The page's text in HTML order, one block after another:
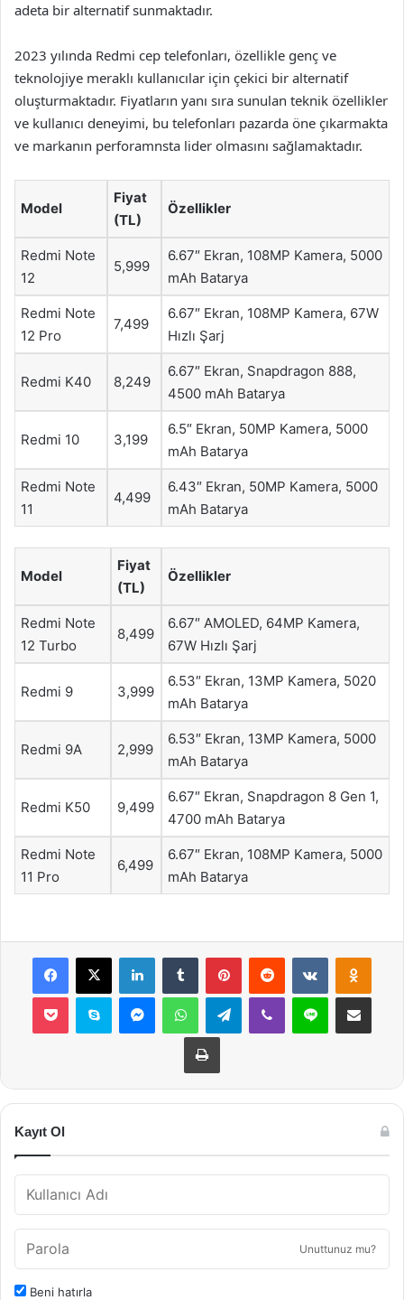
adeta bir alternatif sunmaktadır.
2023 yılında Redmi cep telefonları, özellikle genç ve
teknolojiye meraklı kullanıcılar için çekici bir alternatif
oluşturmaktadır. Fiyatların yanı sıra sunulan teknik özellikler
ve kullanıcı deneyimi, bu telefonları pazarda öne çıkarmakta
ve markanın perforamnsta lider olmasını sağlamaktadır.
Model
Fiyat
(TL)
Özellikler
Redmi Note
12
5,999
6.67″ Ekran, 108MP Kamera, 5000
mAh Batarya
Redmi Note
12 Pro
7,499
6.67″ Ekran, 108MP Kamera, 67W
Hızlı Şarj
Redmi K40 8,249
6.67″ Ekran, Snapdragon 888,
4500 mAh Batarya
Redmi 10 3,199
6.5″ Ekran, 50MP Kamera, 5000
mAh Batarya
Redmi Note
11
4,499
6.43″ Ekran, 50MP Kamera, 5000
mAh Batarya
Model
Fiyat
(TL)
Özellikler
Redmi Note
12 Turbo
8,499
6.67″ AMOLED, 64MP Kamera,
67W Hızlı Şarj
Redmi 9 3,999
6.53″ Ekran, 13MP Kamera, 5020
mAh Batarya
Redmi 9A 2,999
6.53″ Ekran, 13MP Kamera, 5000
mAh Batarya
Redmi K50 9,499
6.67″ Ekran, Snapdragon 8 Gen 1,
4700 mAh Batarya
Redmi Note
11 Pro
6,499
6.67″ Ekran, 108MP Kamera, 5000
mAh Batarya
Facebook
X LinkedInTumblr PinterestReddit VKontakte
Pocket Skype MessengerWhatsAppTelegramViber Line E-Posta ile
Yazdır
Kayıt Ol
Unuttunuz mu?
Beni hatırla